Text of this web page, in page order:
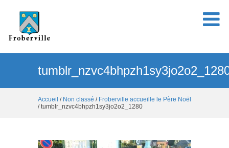
Accueil / Non classé / Froberville accueille le Père Noël
/ tumblr_nzvc4bhpzh1sy3jo2o2_1280